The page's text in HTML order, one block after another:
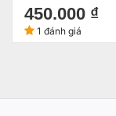
450.000 ₫
1 đánh giá